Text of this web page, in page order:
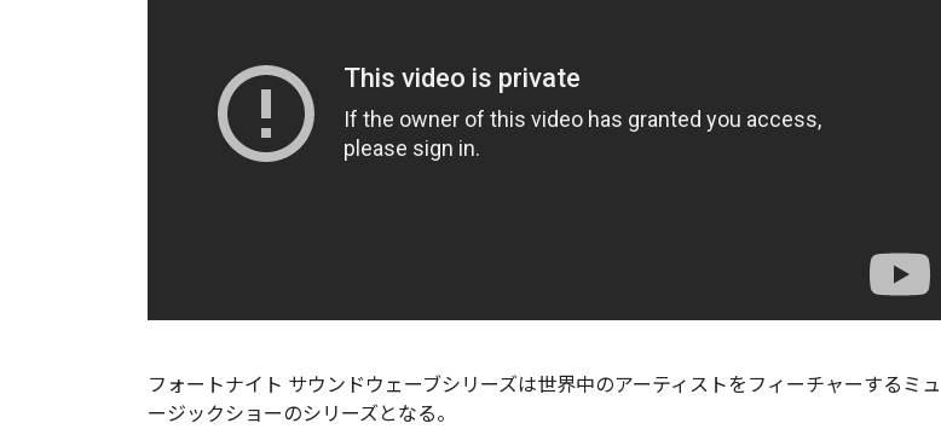
フォートナイト サウンドウェーブシリーズは世界中のアーティストをフィーチャーするミュ
ージックショーのシリーズとなる。